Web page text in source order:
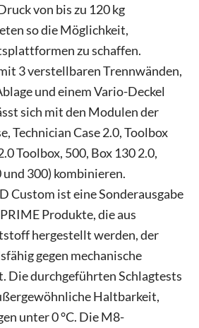
von bis zu 120 kg
so die Möglichkeit,
zu schaffen.
3 verstellbaren Trennwänden,
und einem Vario-Deckel
sich mit den Modulen der
Technician Case 2.0, Toolbox
Toolbox, 500, Box 130 2.0,
300) kombinieren.
Custom ist eine Sonderausgabe
Produkte, die aus
hergestellt werden, der
gegen mechanische
Die durchgeführten Schlagtests
Haltbarkeit,
unter 0 °C. Die M8-